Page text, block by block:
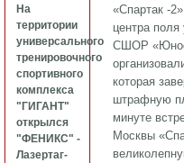
«Спартак -
центра
СШОР
которая
штрафную
минуте
Москвы
На
территории
универсального
тренировочного
спортивного
комплекса
"ГИГАНТ"
открылся
"ФЕНИКС" -
Лазертаг-